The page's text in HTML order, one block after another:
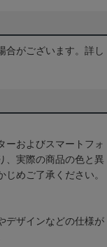
合がございます。詳し
ーおよびスマートフォ
、実際の商品の色と異
めご了承ください。
デザインなどの仕様が